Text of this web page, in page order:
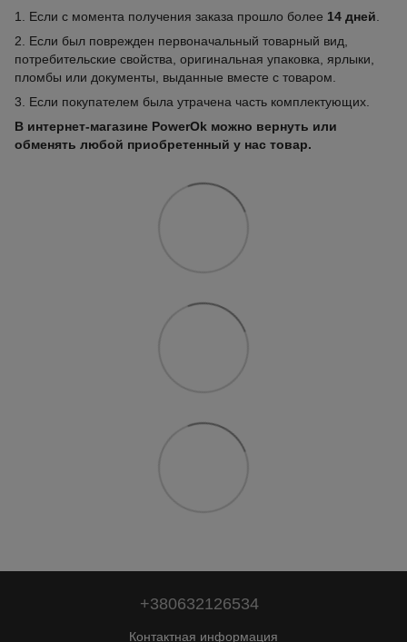
1. Если с момента получения заказа прошло более 14 дней
2. Если был поврежден первоначальный товарный вид,
потребительские свойства, оригинальная упаковка, ярлыки,
пломбы или документы, выданные вместе с товаром.
3. Если покупателем была утрачена часть комплектующих.
В интернет-магазине PowerOk можно вернуть или
обменять любой приобретенный у нас товар.
+380632126534
Контактная информация